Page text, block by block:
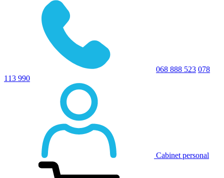
068 888 523 078
113 990
Cabinet personal